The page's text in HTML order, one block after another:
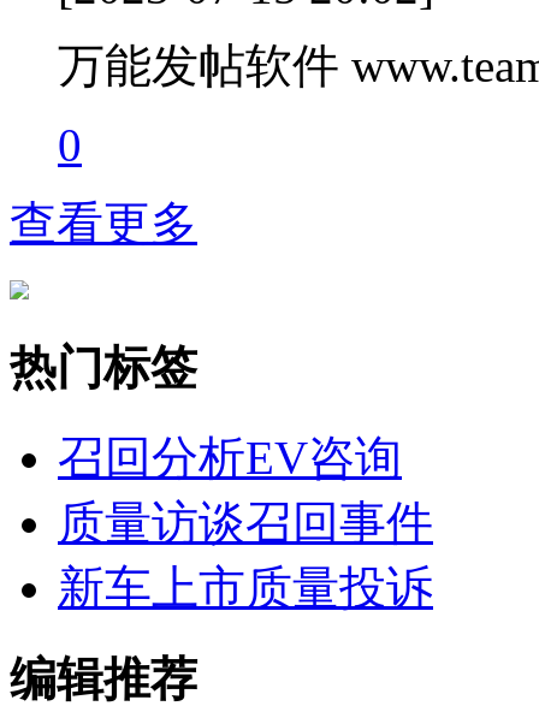
万能发帖软件
0
查看更多
热门标签
召回分析EV咨询
质量访谈召回事件
新车上市质量投诉
编辑推荐